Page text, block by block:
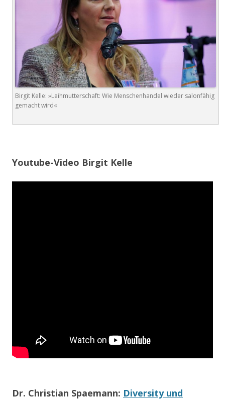
Birgit Kelle: »Leihmutterschaft: Wie Menschenhandel wieder salonfähig
gemacht wird«
Youtube-Video Birgit Kelle
Dr. Christian Spaemann: Diversity und